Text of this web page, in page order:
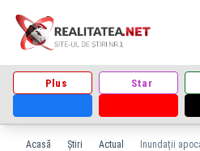
Plus Star
Acasă Știri Actual